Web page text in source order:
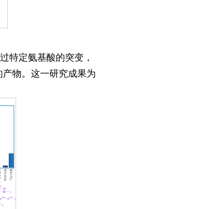
特定氨基酸的突变，
物。这一研究成果为